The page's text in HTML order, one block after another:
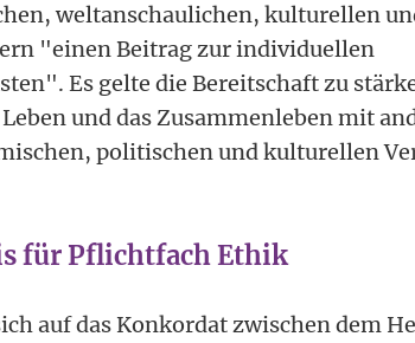
weltanschaulichen, kulturellen
"einen Beitrag zur individuellen
Es gelte die Bereitschaft zu
und das Zusammenleben mit
politischen und kulturellen
für Pflichtfach Ethik
auf das Konkordat zwischen dem